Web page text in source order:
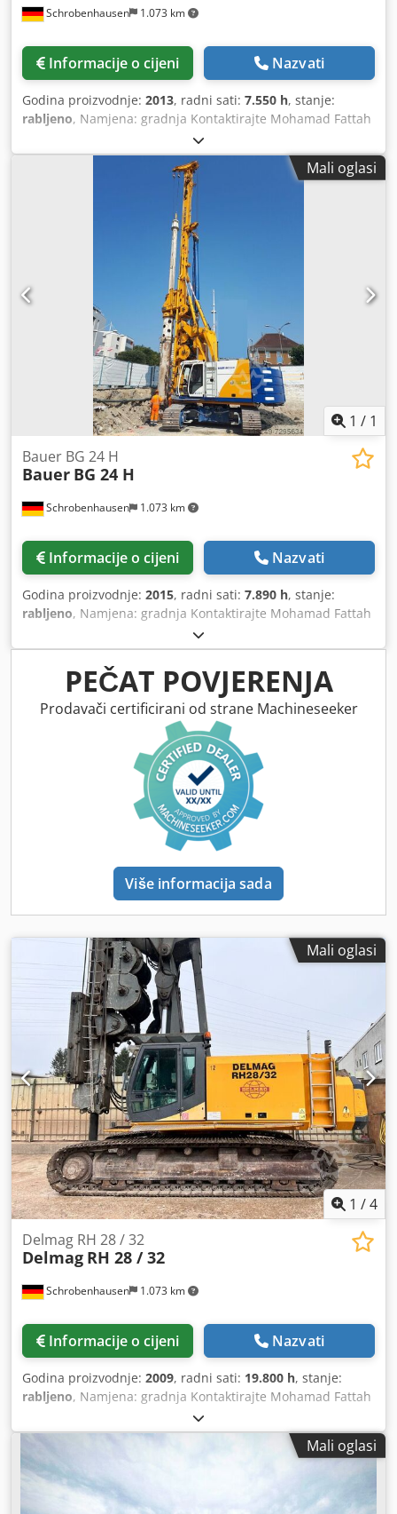
Schrobenhausen 1.073 km
Informacije o cijeni Nazvati
Godina proizvodnje: 2013, radni sati: 7.550 h, stanje:
rabljeno, Namjena: gradnja Kontaktirajte Mohamad Fattah
Ahmad za više informacija. Superstruktura Sennebogen BS
95 Bauer UW 130 podvozje Motor CAT C15 sa 433 kW Pogon
bušilice KDK 390 S Radni sati 7.550 sati Kelly Šipka
dostupna u različitim duljinama Veliki jednoslojni vjetrovi
(glavni vjetrovi) 3m produženje jarbola Dkjdpfeh Tyy Tex
Ahzsr Pripremljeno za tvornicu kućišta Bauer BV i BTM
bušenje s dvostrukom glavom Vrlo dobro stanje!
Mali oglasi
1 / 1
Schrobenhausen 1.073 km
Bauer BG 24 H
Bauer BG 24 H
Informacije o cijeni Nazvati
Godina proizvodnje: 2015, radni sati: 7.890 h, stanje:
rabljeno, Namjena: gradnja Kontaktirajte Mohamad Fattah
Ahmad za više informacija. Dkjdpfoh Tyywex Ahzer Godina
izgradnje: 2015 Motor CAT C 13 / 350 kW Rotacijski pogon
Bauer KDK 280 S B Tonic Kelly + SOB + FDP Top stanje!
PEČAT POVJERENJA
Prodavači certificirani od strane Machineseeker
Više informacija sada
Mali oglasi
1 /4
Schrobenhausen 1.073 km
Delmag RH 28 / 32
Delmag RH 28 / 32
Informacije o cijeni Nazvati
Godina proizvodnje: 2009, radni sati: 19.800 h, stanje:
rabljeno, Namjena: gradnja Kontaktirajte Mohamad Fattah
Ahmad za više informacija. Motor CAT C9 / 261 kW Noseći
uređaj Sennebogen SR 48 BT Vučna sila dovodnog vitla 420
kN Dkedpjh Tyz Refx Ahzsr Vučna sila glavnog vitla 250 kN
Vuča pomoćnog vitla 75 kN Radna težina 90 t Transportna
težina 76,5 t Pogon bušilice BT 320 (320 kNm) Kelly
419/3/32m
Mali oglasi